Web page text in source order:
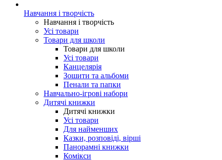
Навчання і творчість
Навчання і творчість
Усі товари
Товари для школи
Товари для школи
Усі товари
Канцелярія
Зошити та альбоми
Пенали та папки
Навчально-ігрові набори
Дитячі книжки
Дитячі книжки
Усі товари
Для найменших
Казки, розповіді, вірші
Панорамні книжки
Комікси